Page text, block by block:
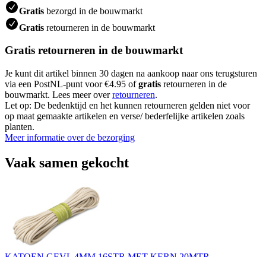
Gratis bezorgd in de bouwmarkt
Gratis retourneren in de bouwmarkt
Gratis retourneren in de bouwmarkt
Je kunt dit artikel binnen 30 dagen na aankoop naar ons terugsturen
via een PostNL-punt voor €4.95 ofgratis retourneren in de
bouwmarkt. Lees meer overretourneren.
Let op: De bedenktijd en het kunnen retourneren gelden niet voor
op maat gemaakte artikelen en verse/ bederfelijke artikelen zoals
planten.
Meer informatie over de bezorging
Vaak samen gekocht